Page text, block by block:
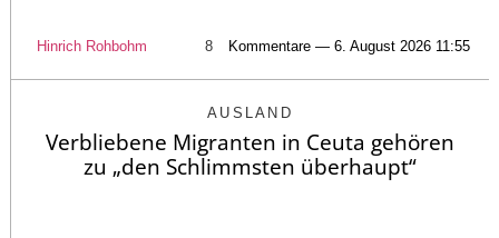
Hinrich Rohbohm 8 Kommentare — 6. August 2026 11:55
AUSLAND
Verbliebene Migranten in Ceuta gehören
zu „den Schlimmsten überhaupt“